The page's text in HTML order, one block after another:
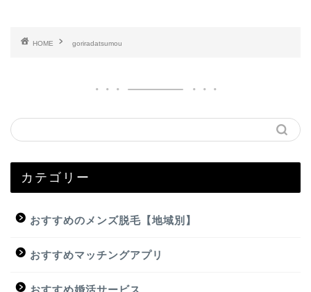
HOME goriradatsumou
カテゴリー
おすすめのメンズ脱毛【地域別】
おすすめマッチングアプリ
おすすめ婚活サービス